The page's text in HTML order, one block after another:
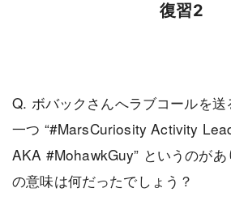
復習2
Q. ボバックさんへラブコールを送
一つ “#MarsCuriosity Activity
AKA #MohawkGuy” というのがあ
の意味は何だったでしょう？